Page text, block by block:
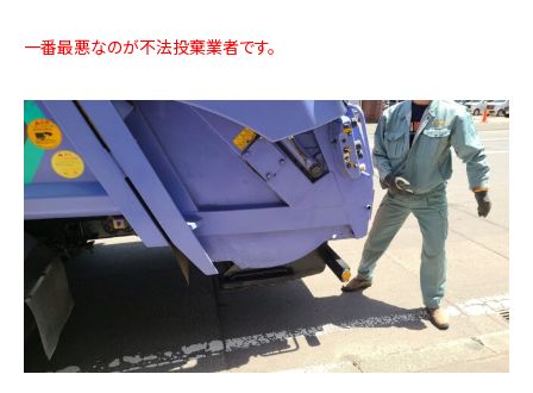
一番最悪なのが不法投棄業者です。